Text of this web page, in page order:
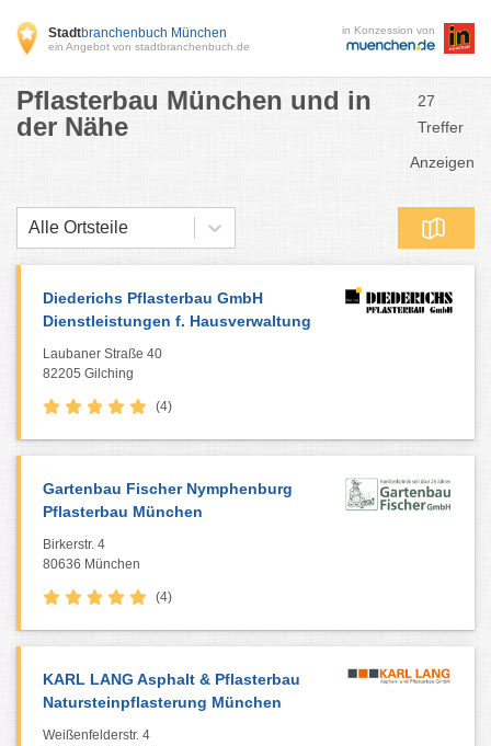
Stadtbranchenbuch München
ein Angebot von stadtbranchenbuch.de
in Konzession von
Pflasterbau München und in
der Nähe
27
Treffer
Anzeigen
Alle Ortsteile
Diederichs Pflasterbau GmbH
Dienstleistungen f. Hausverwaltung
Laubaner Straße 40
82205 Gilching
(4)
Gartenbau Fischer Nymphenburg
Pflasterbau München
Birkerstr. 4
80636 München
(4)
KARL LANG Asphalt & Pflasterbau
Natursteinpflasterung München
Weißenfelderstr. 4